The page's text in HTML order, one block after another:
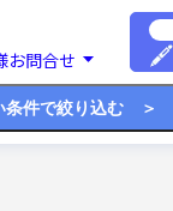
お問合せ
条件で絞り込む ＞